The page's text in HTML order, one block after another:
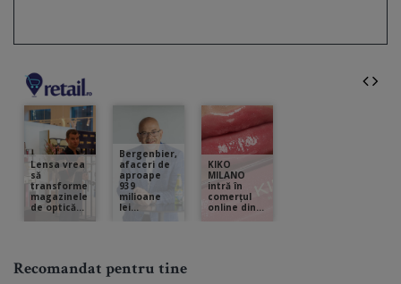
Recomandat pentru tine